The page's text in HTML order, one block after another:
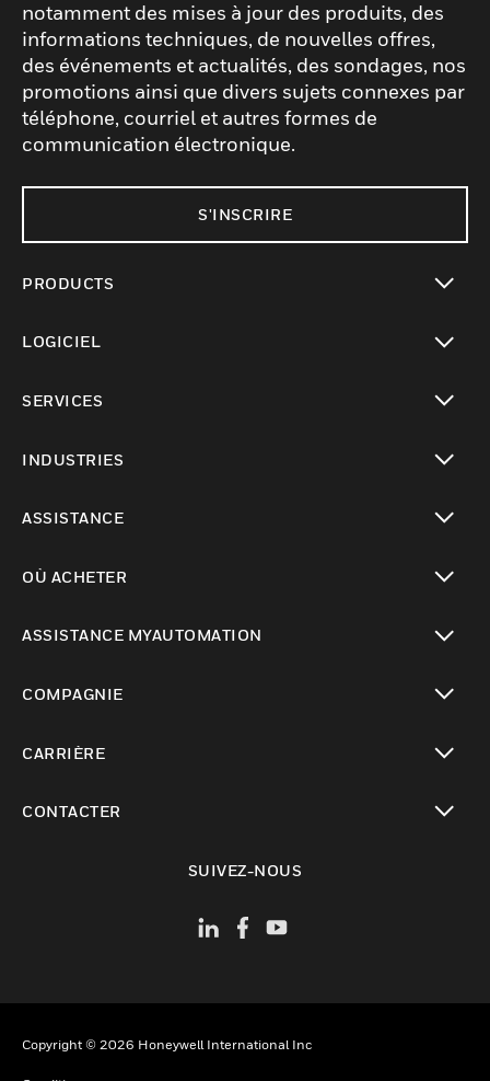
notamment des mises à jour des produits, des
informations techniques, de nouvelles offres,
des événements et actualités, des sondages, nos
promotions ainsi que divers sujets connexes par
téléphone, courriel et autres formes de
communication électronique.
S'INSCRIRE
PRODUCTS
LOGICIEL
SERVICES
INDUSTRIES
ASSISTANCE
OÙ ACHETER
ASSISTANCE MYAUTOMATION
COMPAGNIE
CARRIÈRE
CONTACTER
SUIVEZ-NOUS
Copyright © 2026 Honeywell International Inc